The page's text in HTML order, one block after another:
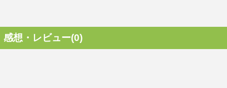
感想・レビュー(0)